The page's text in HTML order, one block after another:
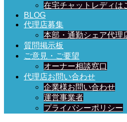
在宅チャットレディは
BLOG
代理店募集
本部・通勤シェア代理
質問掲示板
ご意見・ご要望
オーナー相談窓口
代理店お問い合わせ
企業様お問い合わせ
運営事業者
プライバシーポリシー